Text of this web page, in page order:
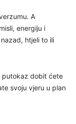
A
energiju i
htjeli to ili
putokaz dobit ćete
svoju vjeru u plan